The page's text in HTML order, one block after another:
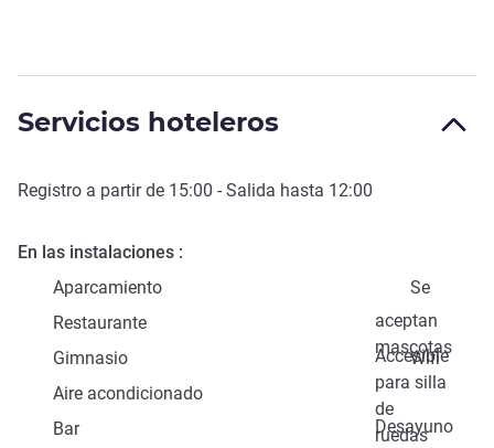
Servicios hoteleros
Registro a partir de 15:00 - Salida hasta 12:00
En las instalaciones
Aparcamiento
Se
aceptan
mascotas
Restaurante
Accesible
para silla
de
ruedas
Gimnasio
Wifi
Aire acondicionado
Desayuno
Bar